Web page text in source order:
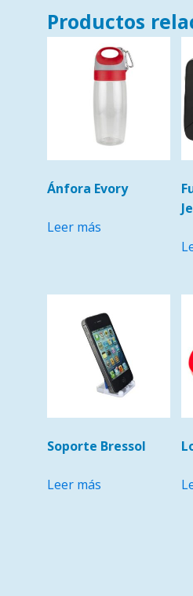
Productos
Ánfora Evory
Leer más
Soporte Bressol
Leer más